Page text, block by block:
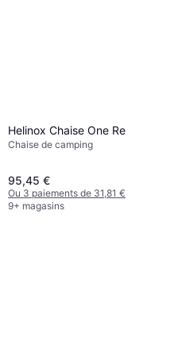
Helinox Chaise One Re
Chaise de camping
95,45 €
Ou 3 paiements de 31,81 €
9+ magasins